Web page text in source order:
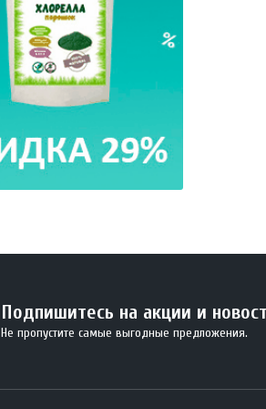
Подпишитесь на акции и
Не пропустите самые выгодные предложения.